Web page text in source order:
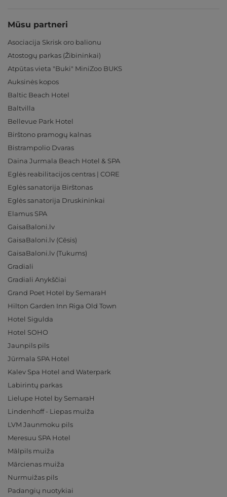
Mūsu partneri
Asociacija Skrisk oro balionu
Atostogų parkas (Žibininkai)
Atpūtas vieta "Buki" MiniZoo BUKS
Auksinės kopos
Baltic Beach Hotel
Baltvilla
Bellevue Park Hotel
Birštono pramogų kalnas
Bistrampolio Dvaras
Daina Jurmala Beach Hotel & SPA
Eglės reabilitacijos centras | CORE
Eglės sanatorija Birštonas
Eglės sanatorija Druskininkai
Elamus SPA
GaisaBaloni.lv
GaisaBaloni.lv (Cēsis)
GaisaBaloni.lv (Tukums)
Gradiali
Gradiali Anykščiai
Grand Poet Hotel by SemaraH
Hilton Garden Inn Riga Old Town
Hotel Sigulda
Hotel SOHO
Jaunpils pils
Jūrmala SPA Hotel
Kalev Spa Hotel and Waterpark
Labirintų parkas
Lielupe Hotel by SemaraH
Lindenhoff - Liepas muiža
LVM Jaunmoku pils
Meresuu SPA Hotel
Mālpils muiža
Mārcienas muiža
Nurmuižas pils
Padangių nuotykiai